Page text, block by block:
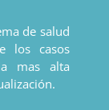
de salud
los casos
mas alta